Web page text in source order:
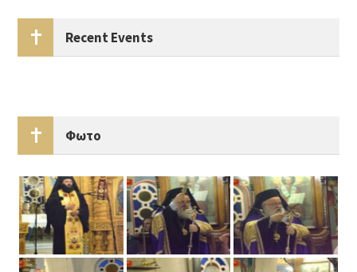
Recent Events
Φωτο